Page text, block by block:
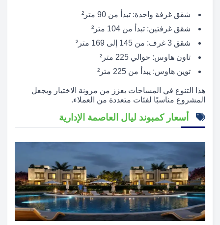
شقق غرفة واحدة: تبدأ من 90 متر²
شقق غرفتين: تبدأ من 104 متر²
شقق 3 غرف: من 145 إلى 169 متر²
تاون هاوس: حوالي 225 متر²
توين هاوس: يبدأ من 225 متر²
هذا التنوع في المساحات يعزز من مرونة الاختيار ويجعل
المشروع مناسبًا لفئات متعددة من العملاء.
أسعار كمبوند ليال العاصمة الإدارية